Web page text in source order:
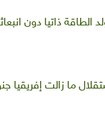
الطاقة ذاتيا دون
ما زالت إفريقيا